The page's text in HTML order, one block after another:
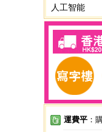
人工智能
運費平 ：